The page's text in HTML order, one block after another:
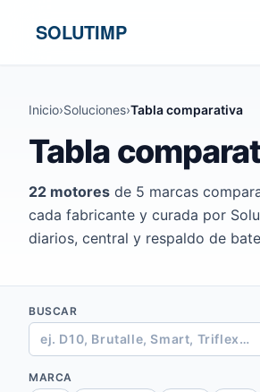
SOLUTIMP
Inicio›Soluciones›Tabla comparativa
Tabla
22 motores de 5 marcas
cada fabricante y curada por
diarios, central y respaldo de
BUSCAR
MARCA